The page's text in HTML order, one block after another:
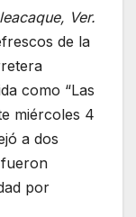
Ver.
de la
como “Las
miércoles 4
a dos
fueron
por